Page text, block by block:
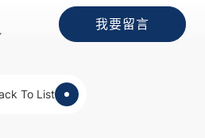
我要留言
To List